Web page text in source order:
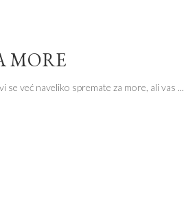
MORE
se već naveliko spremate za more, ali vas ...